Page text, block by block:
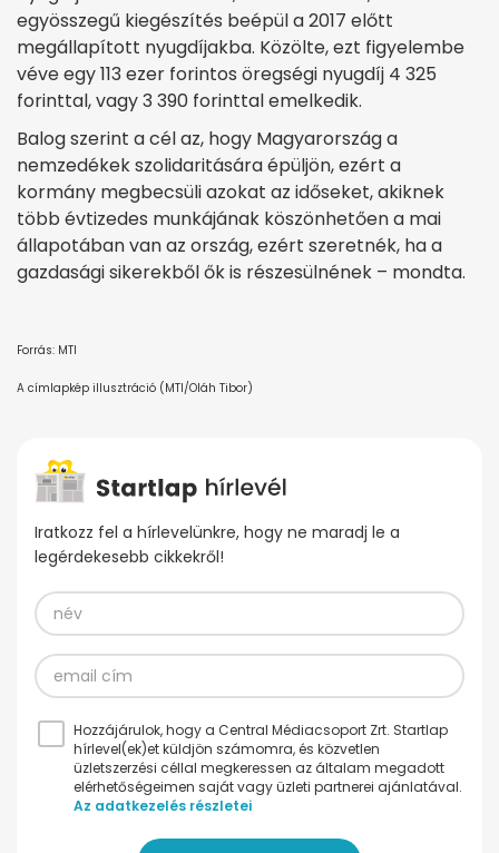
egyösszegű kiegészítés beépül a 2017 előtt
megállapított nyugdíjakba. Közölte, ezt figyelembe
véve egy 113 ezer forintos öregségi nyugdíj 4 325
forinttal, vagy 3 390 forinttal emelkedik.
Balog szerint a cél az, hogy Magyarország a
nemzedékek szolidaritására épüljön, ezért a
kormány megbecsüli azokat az időseket, akiknek
több évtizedes munkájának köszönhetően a mai
állapotában van az ország, ezért szeretnék, ha a
gazdasági sikerekből ők is részesülnének – mondta.
Forrás: MTI
A címlapkép illusztráció (MTI/Oláh Tibor)
Iratkozz fel a hírlevelünkre, hogy ne maradj le a
legérdekesebb cikkekről!
Hozzájárulok, hogy a Central Médiacsoport Zrt. Startlap
hírlevel(ek)et küldjön számomra, és közvetlen
üzletszerzési céllal megkeressen az általam megadott
elérhetőségeimen saját vagy üzleti partnerei ajánlatával.
Az adatkezelés részletei